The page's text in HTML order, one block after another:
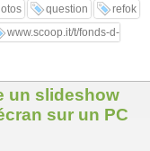
question
refok
www.scoop.it/t/fonds-d-
un slideshow
sur un PC